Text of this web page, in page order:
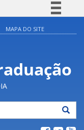
à informação
Legislação
Canais
MAPA DO SITE